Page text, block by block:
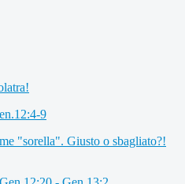
9
"sorella". Giusto o sbagliato?!